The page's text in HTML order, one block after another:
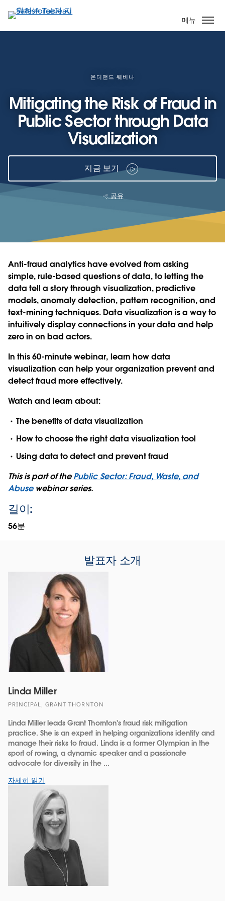
요
콘
메뉴
온디맨드 웨비나
Mitigating the Risk of Fraud in
Public Sector through Data
Visualization
지금 보기
공유
Anti-fraud analytics have evolved from asking
simple, rule-based questions of data, to letting the
data tell a story through visualization, predictive
models, anomaly detection, pattern recognition, and
text-mining techniques. Data visualization is a way to
intuitively display connections in your data and help
zero in on bad actors.
In this 60-minute webinar, learn how data
visualization can help your organization prevent and
detect fraud more effectively.
Watch and learn about:
The benefits of data visualization
How to choose the right data visualization tool
Using data to detect and prevent fraud
This is part of thePublic Sector: Fraud, Waste, and
Abusewebinar series.
길이:
56분
발표자 소개
Linda Miller
PRINCIPAL, GRANT THORNTON
Linda Miller leads Grant Thornton's fraud risk mitigation
practice. She is an expert in helping organizations identify and
manage their risks to fraud. Linda is a former Olympian in the
sport of rowing, a dynamic speaker and a passionate
advocate for diversity in the ...
자세히 읽기